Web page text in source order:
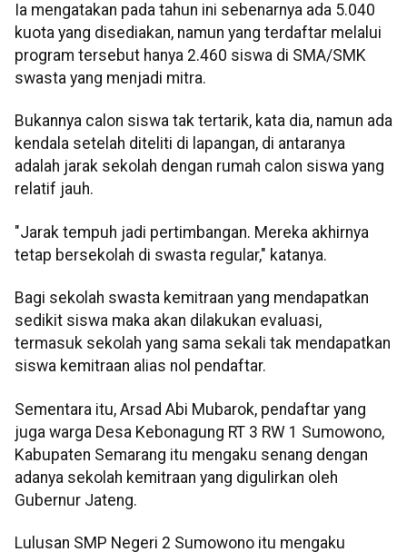
Ia mengatakan pada tahun ini sebenarnya ada 5.040
kuota yang disediakan, namun yang terdaftar melalui
program tersebut hanya 2.460 siswa di SMA/SMK
swasta yang menjadi mitra.
Bukannya calon siswa tak tertarik, kata dia, namun ada
kendala setelah diteliti di lapangan, di antaranya
adalah jarak sekolah dengan rumah calon siswa yang
relatif jauh.
"Jarak tempuh jadi pertimbangan. Mereka akhirnya
tetap bersekolah di swasta regular," katanya.
Bagi sekolah swasta kemitraan yang mendapatkan
sedikit siswa maka akan dilakukan evaluasi,
termasuk sekolah yang sama sekali tak mendapatkan
siswa kemitraan alias nol pendaftar.
Sementara itu, Arsad Abi Mubarok, pendaftar yang
juga warga Desa Kebonagung RT 3 RW 1 Sumowono,
Kabupaten Semarang itu mengaku senang dengan
adanya sekolah kemitraan yang digulirkan oleh
Gubernur Jateng.
Lulusan SMP Negeri 2 Sumowono itu mengaku